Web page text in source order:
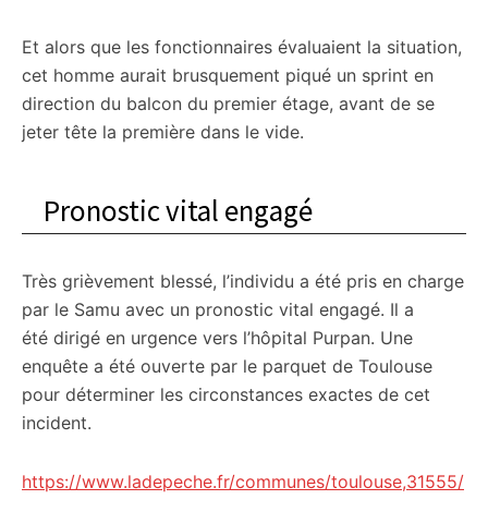
Et alors que les fonctionnaires évaluaient la situation,
cet homme aurait brusquement piqué un sprint en
direction du balcon du premier étage, avant de se
jeter tête la première dans le vide.
Pronostic vital engagé
Très grièvement blessé, l’individu a été pris en charge
par le Samu avec un pronostic vital engagé. Il a
été dirigé en urgence vers l’hôpital Purpan. Une
enquête a été ouverte par le parquet de Toulouse
pour déterminer les circonstances exactes de cet
incident.
https://www.ladepeche.fr/communes/toulouse,31555/